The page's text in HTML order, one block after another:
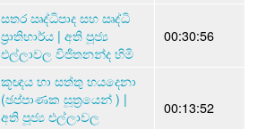
සතර ඍද්ධිපාද සහ ඍද්ධි
ප්‍රාතිහාර්ය | අති පූජ්‍ය
එල්ලාවල විජිතනන්ද හිමි
00:30:56
කූඥය හා සත්තු හයදෙනා
(ඡප්පාණක සූත්‍රයෙන් ) |
අති පූජ්‍ය එල්ලාවල
00:13:52